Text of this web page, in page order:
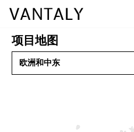
项目地图
欧洲和中东